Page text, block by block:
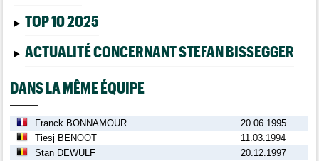
TOP 10 2025
ACTUALITÉ CONCERNANT STEFAN BISSEGGER
DANS LA MÊME ÉQUIPE
Franck BONNAMOUR
20.06.1995
Tiesj BENOOT
11.03.1994
Stan DEWULF
20.12.1997